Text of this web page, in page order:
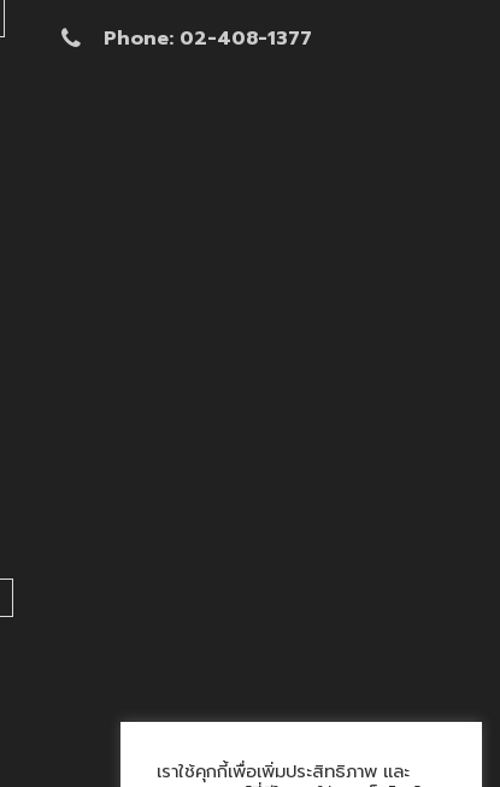
Phone: 02-408-1377
เราใช้คุกกี้เพื่อเพิ่มประสิทธิภาพ และ